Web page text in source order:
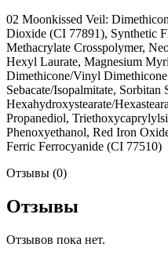
02 Moonkissed Veil:
Dioxide (CI 77891), Synthetic
Methacrylate Crosspolymer,
Hexyl Laurate, Magnesium
Dimethicone/Vinyl
Sebacate/Isopalmitate,
Hexahydroxystearate/
Propanediol,
Phenoxyethanol, Red Iron
Ferric Ferrocyanide (CI 77510)
Отзывы (0)
Отзывы
Отзывов пока нет.